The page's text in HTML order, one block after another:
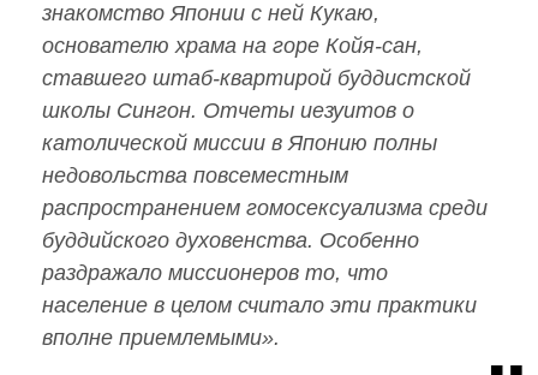
знакомство Японии с ней Кукаю,
основателю храма на горе Койя-сан,
ставшего штаб-квартирой буддистской
школы Сингон. Отчеты иезуитов о
католической миссии в Японию полны
недовольства повсеместным
распространением гомосексуализма среди
буддийского духовенства. Особенно
раздражало миссионеров то, что
население в целом считало эти практики
вполне приемлемыми».